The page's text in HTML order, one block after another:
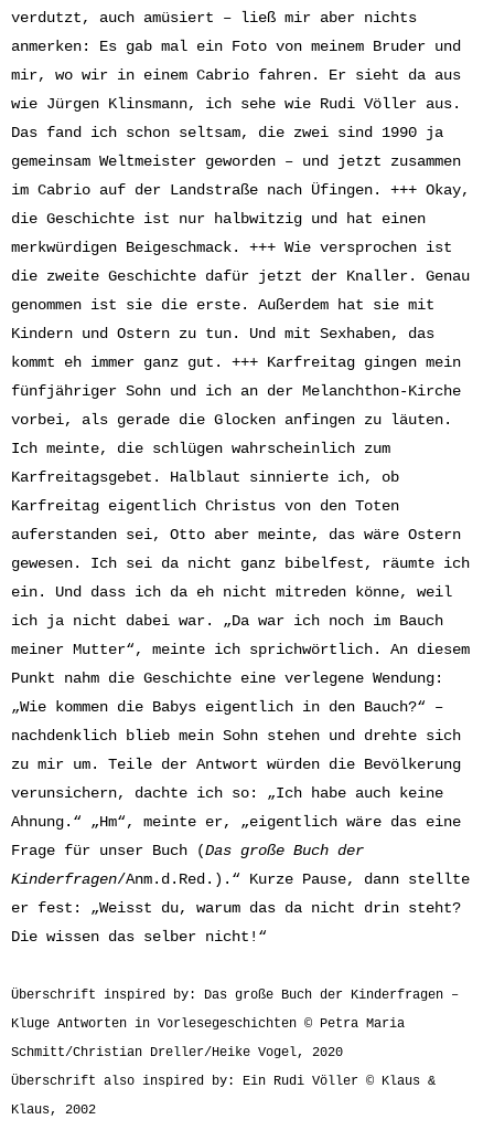
verdutzt, auch amüsiert – ließ mir aber nichts
anmerken: Es gab mal ein Foto von meinem Bruder und
mir, wo wir in einem Cabrio fahren. Er sieht da aus
wie Jürgen Klinsmann, ich sehe wie Rudi Völler aus.
Das fand ich schon seltsam, die zwei sind 1990 ja
gemeinsam Weltmeister geworden – und jetzt zusammen
im Cabrio auf der Landstraße nach Üfingen. +++ Okay,
die Geschichte ist nur halbwitzig und hat einen
merkwürdigen Beigeschmack. +++ Wie versprochen ist
die zweite Geschichte dafür jetzt der Knaller. Genau
genommen ist sie die erste. Außerdem hat sie mit
Kindern und Ostern zu tun. Und mit Sexhaben, das
kommt eh immer ganz gut. +++ Karfreitag gingen mein
fünfjähriger Sohn und ich an der Melanchthon-Kirche
vorbei, als gerade die Glocken anfingen zu läuten.
Ich meinte, die schlügen wahrscheinlich zum
Karfreitagsgebet. Halblaut sinnierte ich, ob
Karfreitag eigentlich Christus von den Toten
auferstanden sei, Otto aber meinte, das wäre Ostern
gewesen. Ich sei da nicht ganz bibelfest, räumte ich
ein. Und dass ich da eh nicht mitreden könne, weil
ich ja nicht dabei war. „Da war ich noch im Bauch
meiner Mutter“, meinte ich sprichwörtlich. An diesem
Punkt nahm die Geschichte eine verlegene Wendung:
„Wie kommen die Babys eigentlich in den Bauch?“ –
nachdenklich blieb mein Sohn stehen und drehte sich
zu mir um. Teile der Antwort würden die Bevölkerung
verunsichern, dachte ich so: „Ich habe auch keine
Ahnung.“ „Hm“, meinte er, „eigentlich wäre das eine
Frage für unser Buch (Das große Buch der
Kinderfragen/Anm.d.Red.).“ Kurze Pause, dann stellte
er fest: „Weisst du, warum das da nicht drin steht?
Die wissen das selber nicht!“
Überschrift inspired by: Das große Buch der Kinderfragen –
Kluge Antworten in Vorlesegeschichten © Petra Maria
Schmitt/Christian Dreller/Heike Vogel, 2020
Überschrift also inspired by: Ein Rudi Völler © Klaus &
Klaus, 2002